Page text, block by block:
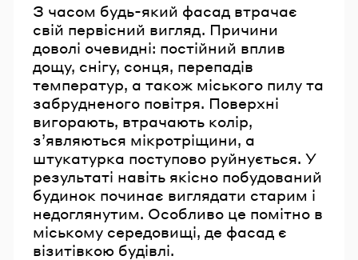
З часом будь-який фасад втрачає
свій первісний вигляд. Причини
доволі очевидні: постійний вплив
дощу, снігу, сонця, перепадів
температур, а також міського пилу та
забрудненого повітря. Поверхні
вигорають, втрачають колір,
з’являються мікротріщини, а
штукатурка поступово руйнується. У
результаті навіть якісно побудований
будинок починає виглядати старим і
недоглянутим. Особливо це помітно в
міському середовищі, де фасад є
візитівкою будівлі.